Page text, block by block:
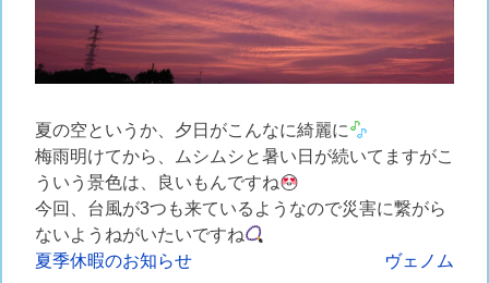
夏の空というか、夕日がこんなに綺麗に
梅雨明けてから、ムシムシと暑い日が続いてますがこ
ういう景色は、良いもんですね
今回、台風が3つも来ているようなので災害に繋がら
ないようねがいたいですね
投
夏季休暇のお知らせ ヴェノム